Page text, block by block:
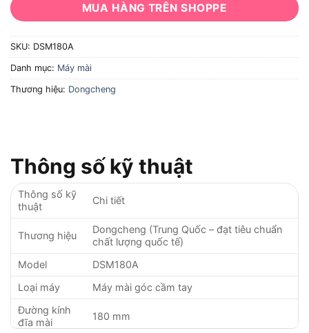
MUA HÀNG TRÊN SHOPPE
SKU: DSM180A
Danh mục: Máy mài
Thương hiệu: Dongcheng
Thông số kỹ thuật
Thông số kỹ
thuật
Chi tiết
Thương hiệu
Dongcheng (Trung Quốc – đạt tiêu chuẩn
chất lượng quốc tế)
Model
DSM180A
Loại máy
Máy mài góc cầm tay
Đường kính
đĩa mài
180 mm